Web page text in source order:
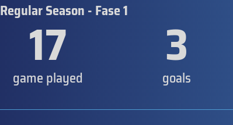
Regular Season - Fase 1
17
game played 3
goals